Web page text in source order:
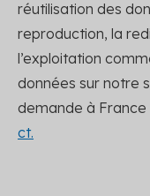
réutilisation des
reproduction, la
l’exploitation
données sur notre
demande à France
ct.